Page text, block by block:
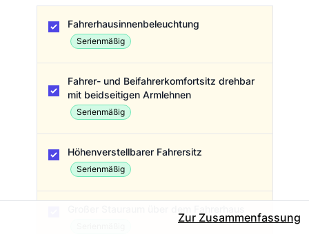
Fahrerhausinnenbeleuchtung
Serienmäßig
Fahrer- und Beifahrerkomfortsitz drehbar
mit beidseitigen Armlehnen
Serienmäßig
Höhenverstellbarer Fahrersitz
Serienmäßig
Zur Zusammenfassung